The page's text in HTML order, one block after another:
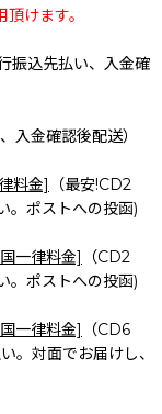
けます。
振込先払い、入金確
入金確認後配送）
料金]
（最安!CD2
。ポストへの投函)
一律料金]
（CD2
。ポストへの投函)
一律料金]
（CD6
。対面でお届けし、